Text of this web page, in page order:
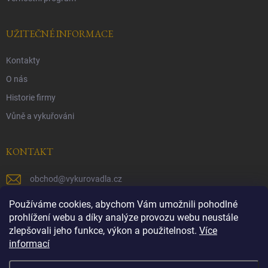
Používáme cookies, abychom Vám umožnili pohodlné
prohlížení webu a díky analýze provozu webu neustále
zlepšovali jeho funkce, výkon a použitelnost. Více
informací
UŽITEČNÉ INFORMACE
Kontakty
O nás
Historie firmy
Vůně a vykuřováni
KONTAKT
obchod@vykurovadla.cz
+420 603 149 699
https://www.facebook.com/vykurovadla.cz/
https://www.instagram.com/vykurovadla.cz/